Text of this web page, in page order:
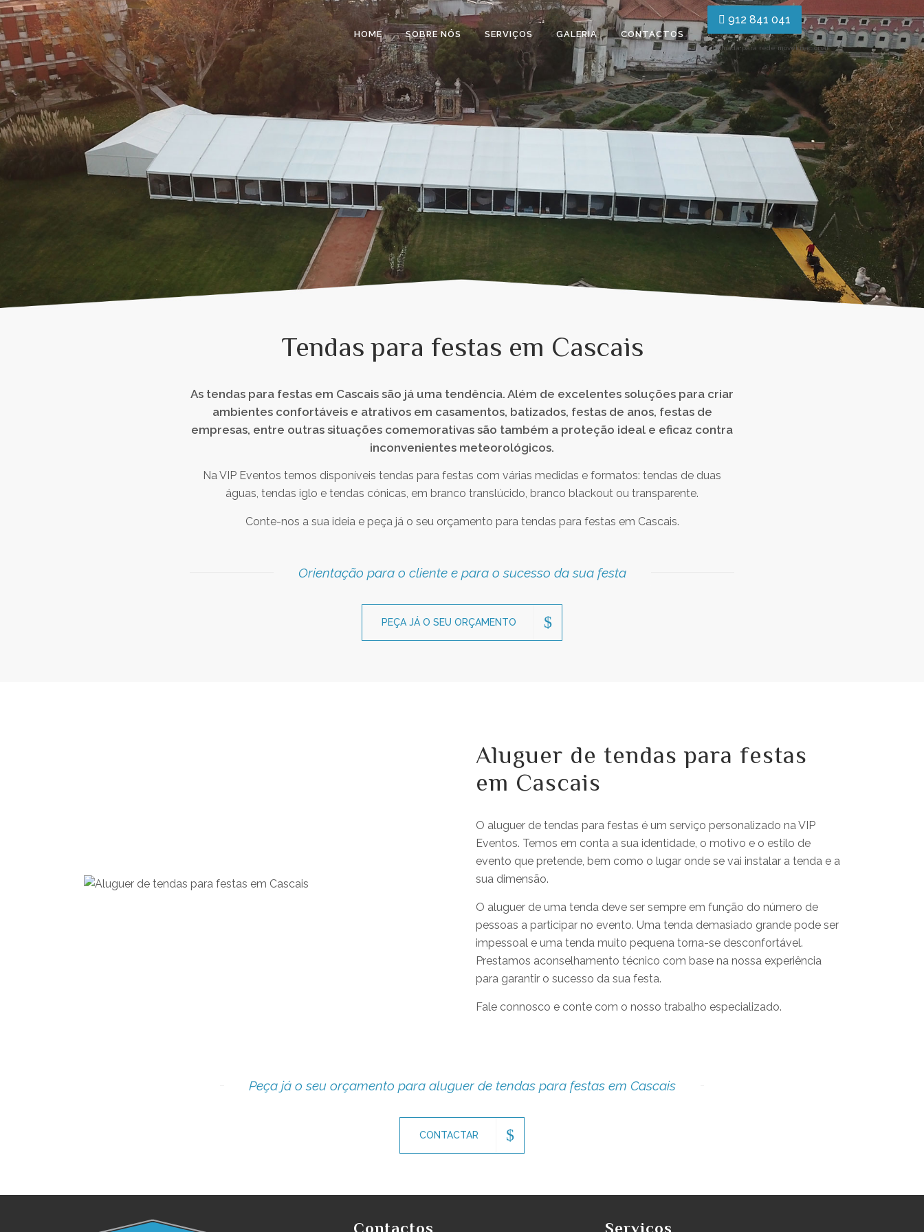
912 841 041
Chamada para rede móvel nacional
HOME SOBRE NÓS SERVIÇOS GALERIA CONTACTOS
Tendas para festas em Cascais
As tendas para festas em Cascais são já uma tendência. Além de excelentes soluções para criar
ambientes confortáveis e atrativos em casamentos, batizados, festas de anos, festas de
empresas, entre outras situações comemorativas são também a proteção ideal e eficaz contra
inconvenientes meteorológicos.
Na VIP Eventos temos disponíveis tendas para festas com várias medidas e formatos: tendas de duas
águas, tendas iglo e tendas cónicas, em branco translúcido, branco blackout ou transparente.
Conte-nos a sua ideia e peça já o seu orçamento para tendas para festas em Cascais.
Orientação para o cliente e para o sucesso da sua festa
PEÇA JÁ O SEU ORÇAMENTO
Aluguer de tendas para festas
em Cascais
O aluguer de tendas para festas é um serviço personalizado na VIP
Eventos. Temos em conta a sua identidade, o motivo e o estilo de
evento que pretende, bem como o lugar onde se vai instalar a tenda e a
sua dimensão.
O aluguer de uma tenda deve ser sempre em função do número de
pessoas a participar no evento. Uma tenda demasiado grande pode ser
impessoal e uma tenda muito pequena torna-se desconfortável.
Prestamos aconselhamento técnico com base na nossa experiência
para garantir o sucesso da sua festa.
Fale connosco e conte com o nosso trabalho especializado.
Peça já o seu orçamento para aluguer de tendas para festas em Cascais
CONTACTAR
Contactos Serviços